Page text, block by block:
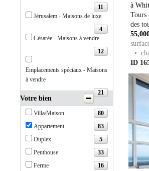
11
Jérusalem - Maisons de luxe
4
Césarée - Maisons à vendre
12
Emplacements spéciaux - Maisons
à vendre
21
Votre bien
Villa/Maison 80
Appartement 83
Duplex 5
Penthouse 33
Ferme 16
à
Tours
des
•
ID